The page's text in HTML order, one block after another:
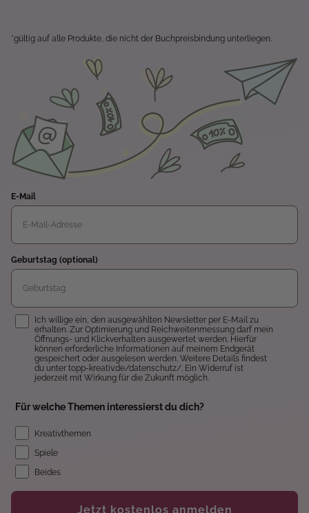
*gültig auf alle Produkte, die nicht der Buchpreisbindung unterliegen.
E-Mail
Geburtstag (optional)
Einwilligung
Ich willige ein, den ausgewählten Newsletter per E-Mail zu
erhalten. Zur Optimierung und Reichweitenmessung darf mein
Öffnungs- und Klickverhalten ausgewertet werden. Hierfür
können erforderliche Informationen auf meinem Endgerät
gespeichert oder ausgelesen werden. Weitere Details findest
du unter topp-kreativ.de/datenschutz/. Ein Widerruf ist
jederzeit mit Wirkung für die Zukunft möglich.
Für welche Themen interessierst du dich?
Kreativthemen
Spiele
Beides
Jetzt kostenlos anmelden